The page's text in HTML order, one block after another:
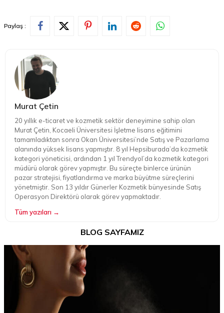
Paylaş :
Murat Çetin
20 yıllık e-ticaret ve kozmetik sektör deneyimine sahip olan
Murat Çetin, Kocaeli Üniversitesi İşletme lisans eğitimini
tamamladıktan sonra Okan Üniversitesi’nde Satış ve Pazarlama
alanında yüksek lisans yapmıştır. 8 yıl Hepsiburada’da kozmetik
kategori yöneticisi, ardından 1 yıl Trendyol’da kozmetik kategori
müdürü olarak görev yapmıştır. Bu süreçte binlerce ürünün
pazar stratejisi, fiyatlandırma ve marka büyütme süreçlerini
yönetmiştir. Son 13 yıldır Günerler Kozmetik bünyesinde Satış
Operasyon Direktörü olarak görev yapmaktadır.
Tüm yazıları →
BLOG SAYFAMIZ